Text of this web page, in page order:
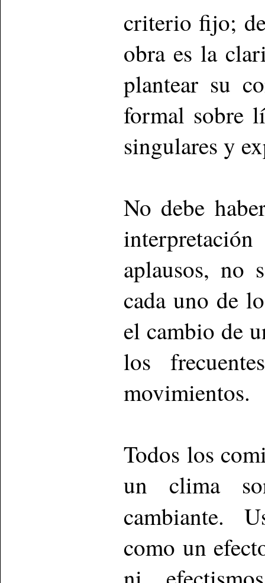
criterio fijo;
obra es la
plantear su
formal sobre
singulares y
No debe
aplausos, no
cada uno de
el cambio de
los
movimientos.
Todos los
un clima
cambiante.
como un